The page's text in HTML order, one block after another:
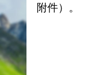
附件）。
迭